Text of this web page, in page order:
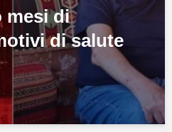
mesi di
di salute